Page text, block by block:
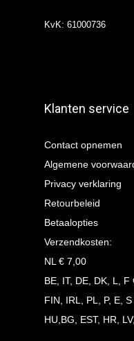
KvK: 61000736
Klanten service
Contact opnemen
Algemene
Privacy verklaring
Retourbeleid
Betaalopties
Verzendkosten:
NL € 7,00
BE, IT, DE, DK, L, F
FIN, IRL, PL, P, E,
HU,BG, EST, HR,